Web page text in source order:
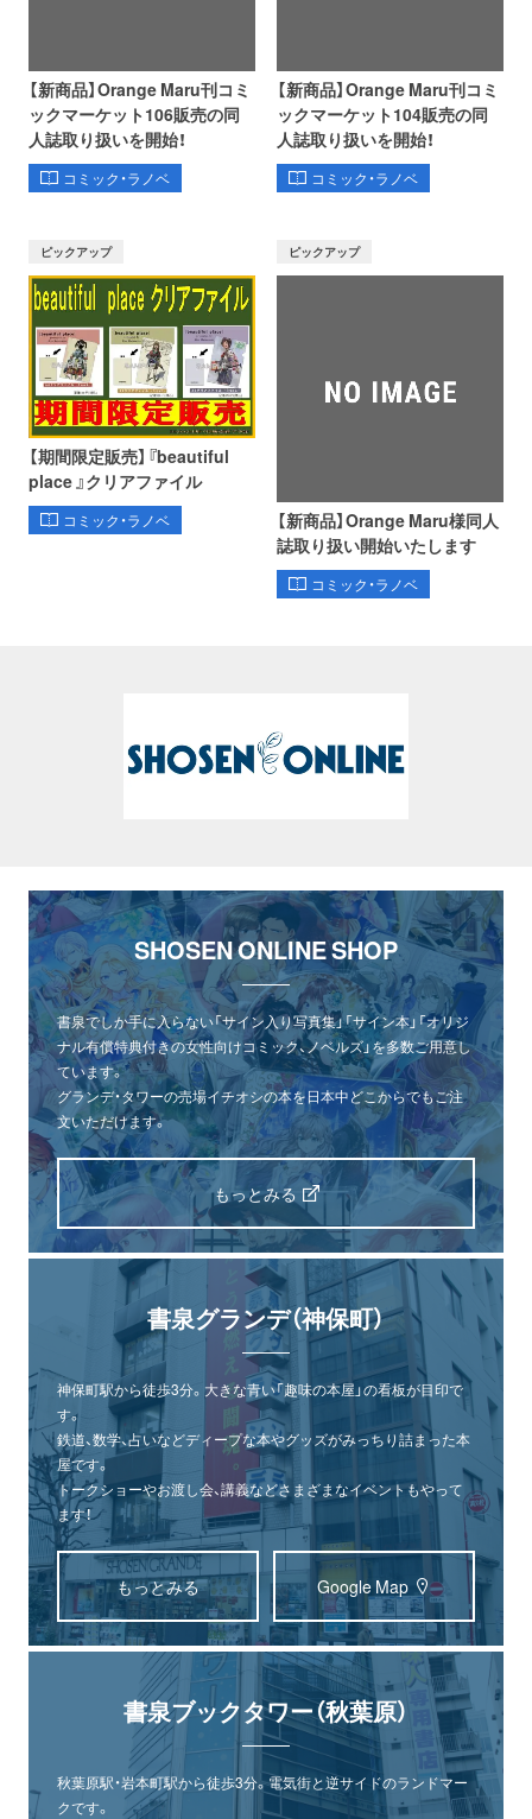
【新商品】Orange Maru刊コミ
ックマーケット106販売の同
人誌取り扱いを開始！
コミック・ラノベ
【新商品】Orange Maru刊コミ
ックマーケット104販売の同
人誌取り扱いを開始！
コミック・ラノベ
ピックアップ
【期間限定販売】『beautiful
place 』クリアファイル
コミック・ラノベ
ピックアップ
【新商品】Orange Maru様同人
誌取り扱い開始いたします
コミック・ラノベ
SHOSEN ONLINE SHOP
書泉でしか手に入らない「サイン入り写真集」「サイン本」「オリジ
ナル有償特典付きの女性向けコミック、ノベルズ」を多数ご用意し
ています。
グランデ・タワーの売場イチオシの本を日本中どこからでもご注
文いただけます。
もっとみる
書泉グランデ（神保町）
神保町駅から徒歩3分。大きな青い「趣味の本屋」の看板が目印で
す。
鉄道、数学、占いなどディープな本やグッズがみっちり詰まった本
屋です。
トークショーやお渡し会、講義などさまざまなイベントもやって
ます！
もっとみる Google Map
書泉ブックタワー（秋葉原）
秋葉原駅・岩本町駅から徒歩3分。電気街と逆サイドのランドマー
クです。
ショップ
書泉グランデ
（神保町）
書泉ブックタワー
（秋葉原）